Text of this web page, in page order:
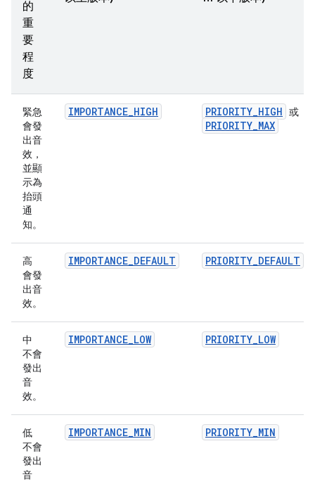
的
重
要
程
度
緊急
會發
出音
效，
並顯
示為
抬頭
通
知。
IMPORTANCE_HIGH PRIORITY_HIGH 或
PRIORITY_MAX
高
會發
出音
效。
IMPORTANCE_DEFAULT PRIORITY_DEFAULT
中
不會
發出
音
效。
IMPORTANCE_LOW PRIORITY_LOW
低
不會
發出
音
IMPORTANCE_MIN PRIORITY_MIN